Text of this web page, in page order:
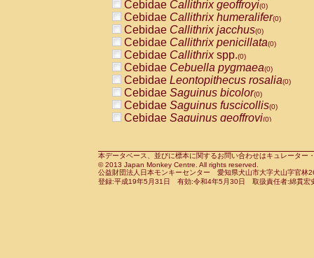
PitheciidaeCallicebusspp.(0)
PitheciidaeChiropotes satanas(0)
PitheciidaePithecia monachus
PitheciidaePithecia pithecia(0)
CercopithecidaeCercocebus agilis
CercopithecidaeCercocebus
CercopithecidaeCercocebus
CercopithecidaeCercocebus
CercopithecidaeCercocebus
CercopithecidaeCercocebushybrid
CercopithecidaePapio anubis(0)
CercopithecidaePapio cynocephalus
CercopithecidaePapio hamadryas(0)
Cebidae Callithrix geoffroyi(0)
Cebidae Callithrix humeralifer(0)
Cebidae Callithrix jacchus(0)
Cebidae Callithrix penicillata(0)
Cebidae Callithrixspp.(0)
Cebidae Cebuella pygmaea(0)
Cebidae Leontopithecus rosalia(0)
Cebidae Saguinus bicolor(0)
Cebidae Saguinus fuscicollis(0)
Cebidae Saguinus geoffroyi(0)
CebidaeSaguinus leucopus(0)
CebidaeSaguinus midas(0)
Cebidae Saguinus mystax(0)
本データベース、並びに標本に関するお問い合わせはキュレータ
© 2013 Japan Monkey Centre. All rights reserved.
公益財団法人日本モンキーセンター 愛知県犬山市大字犬山字官
登録:平成19年5月31日 有効:令和4年5月30日 取扱責任者:綿貫宏